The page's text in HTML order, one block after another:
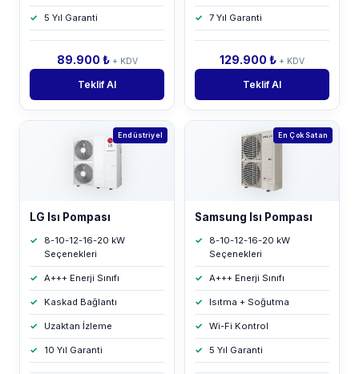
5 Yıl Garanti
89.900 ₺ + KDV
Teklif Al
7 Yıl Garanti
129.900 ₺ + KDV
Teklif Al
Endüstriyel
LG Isı Pompası
8-10-12-16-20 kW
Seçenekleri
A+++ Enerji Sınıfı
Kaskad Bağlantı
Uzaktan İzleme
10 Yıl Garanti
En Çok Satan
Samsung Isı Pompası
8-10-12-16-20 kW
Seçenekleri
A+++ Enerji Sınıfı
Isıtma + Soğutma
Wi-Fi Kontrol
5 Yıl Garanti